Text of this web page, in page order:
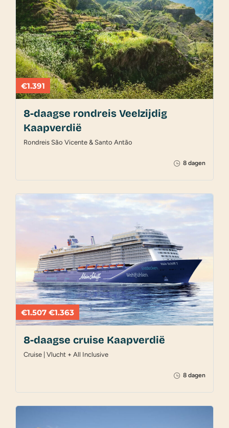
€1.391
8-daagse rondreis Veelzijdig
Kaapverdië
Rondreis São Vicente & Santo Antão
8 dagen
€1.507 €1.363
8-daagse cruise Kaapverdië
Cruise | Vlucht + All Inclusive
8 dagen